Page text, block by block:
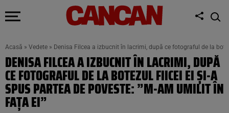
Acasă » Vedete » Denisa Filcea a izbucnit în lacrimi, după ce fotograful de la
DENISA FILCEA A IZBUCNIT ÎN LACRIMI, DUPĂ
CE FOTOGRAFUL DE LA BOTEZUL FIICEI EI ȘI-A
SPUS PARTEA DE POVESTE: ”M-AM UMILIT ÎN
FAȚA EI”